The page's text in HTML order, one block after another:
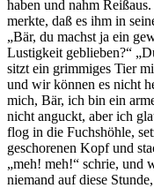
haben und nahm
merkte, daß es ihm in
„Bär, du machst ja ein
Lustigkeit geblieben?“
sitzt ein grimmiges Tier
und wir können es nicht
mich, Bär, ich bin ein
nicht anguckt, aber ich
flog in die Fuchshöhle,
geschorenen Kopf und
„meh! meh!“ schrie, und
niemand auf diese